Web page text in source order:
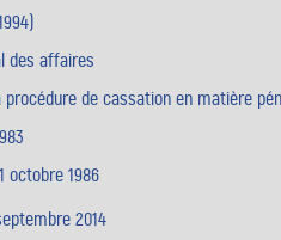
des affaires
de cassation en matière
octobre 1986
2014